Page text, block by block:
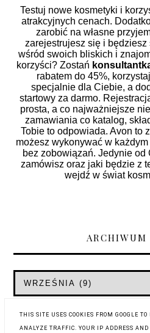
Testuj nowe kosmetyki i
atrakcyjnych cenach.
zarobić na własne
zarejestrujesz się i
wśród swoich bliskich i
korzyści? Zostań
rabatem do 45%,
specjalnie dla Ciebie, a
startowy za darmo.
prosta, a co najważniejsze
zamawiania co katalog,
Tobie to odpowiada. Avon to
możesz wykonywać w
bez zobowiązań. Jedynie
zamówisz oraz jaki będzie z
wejdź w świat
ARCHIWUM
THIS SITE USES COOKIES FROM GOOGLE
ANALYZE TRAFFIC. YOUR IP ADDRESS